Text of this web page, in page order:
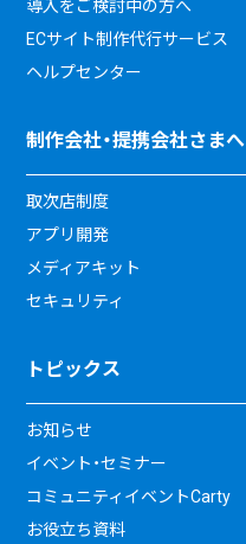
導入をご検討中の方へ
ECサイト制作代行サービス
ヘルプセンター
制作会社・提携会社さまへ
取次店制度
アプリ開発
メディアキット
セキュリティ
トピックス
お知らせ
イベント・セミナー
コミュニティイベントCarty
お役立ち資料